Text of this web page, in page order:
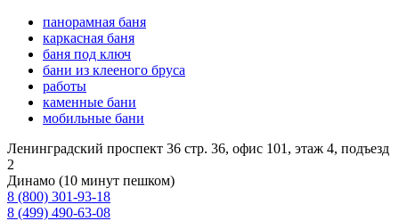
панорамная баня
каркасная баня
баня под ключ
бани из клееного бруса
работы
каменные бани
мобильные бани
Ленинградский проспект 36 стр. 36, офис 101, этаж 4, подъезд
2
Динамо (10 минут пешком)
8 (800) 301-93-18
8 (499) 490-63-08